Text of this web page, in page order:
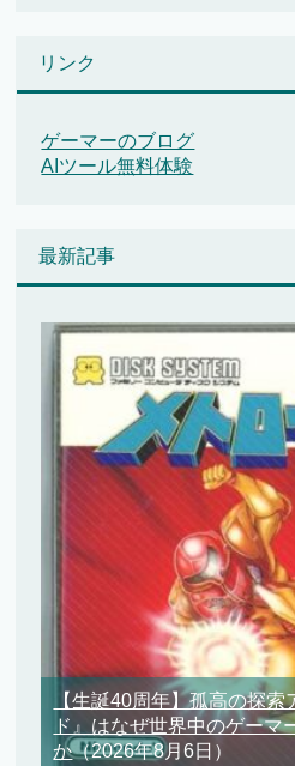
リンク
ゲーマーのブログ
AIツール無料体験
最新記事
【生誕40周年】孤高の探
ド』はなぜ世界中のゲーマ
か（2026年8月6日）